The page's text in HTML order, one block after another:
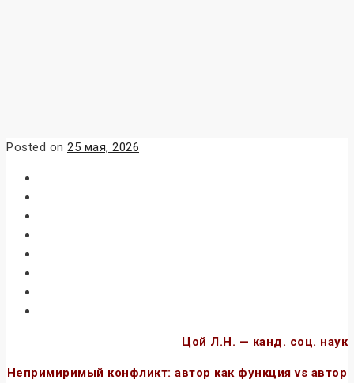
Posted on 25 мая, 2026
Цой Л.Н. — канд. соц. наук
Непримиримый конфликт: автор как функция vs автор